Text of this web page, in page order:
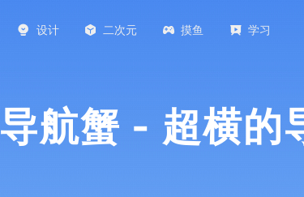
设计 二次元 摸鱼 学习
导航蟹 - 超横的